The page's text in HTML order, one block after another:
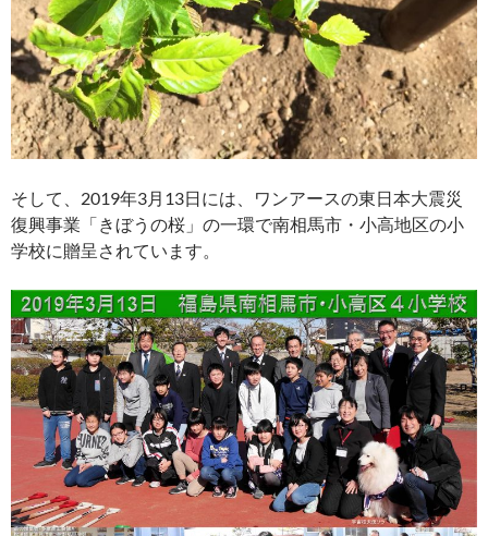
そして、2019年3月13日には、ワンアースの東日本大震災
復興事業「きぼうの桜」の一環で南相馬市・小高地区の小
学校に贈呈されています。